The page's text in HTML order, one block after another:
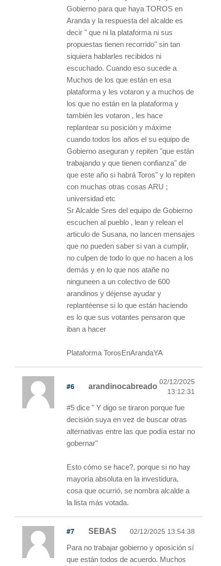
Gobierno para que haya TOROS en
Aranda y la respuesta del alcalde es
decir " que ni la plataforma ni sus
propuestas tienen recorrido" sin tan
siquiera hablarles recibidos ni
escuchado. Cuando eso sucede a
Muchos de los que están en esa
plataforma y les votaron y a muchos de
los que no están en la plataforma y
también les votaron , les hace
replantear su posición y máxime
cuando todos los años el su equipo de
Gobierno aseguran y repiten "que están
trabajando y que tienen confianza" de
que este año si habrá Toros" y lo repiten
con muchas otras cosas ARU ;
universidad etc
Sr Alcalde Sres del equipo de Gobierno
escuchen al pueblo , lean y relean el
articulo de Susana, no lancen mensajes
que no pueden saber si van a cumplir,
no culpen de todo lo que no hacen a los
demás y en lo que nos atañe no
ninguneen a un colectivo de 600
arandinos y déjense ayudar y
replantéense si lo que están haciendo
es lo que sus votantes pensaron que
iban a hacer
Plataforma TorosEnArandaYA
#6 arandinocabreado
02/12/2025
13:12:31
#5 dice " Y digo se tiraron porque fue
decisión suya en vez de buscar otras
alternativas entre las que podía estar no
gobernar"
Esto cómo se hace?, porque si no hay
mayoría absoluta en la investidura,
cosa que ocurrió, se nombra alcalde a
la lista más votada.
#7 SEBAS 02/12/2025 13:54:38
Para no trabajar gobierno y oposición sí
que están todos de acuerdo. Muchos